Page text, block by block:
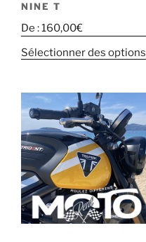
NINE T
De :160,00€
Sélectionner des options